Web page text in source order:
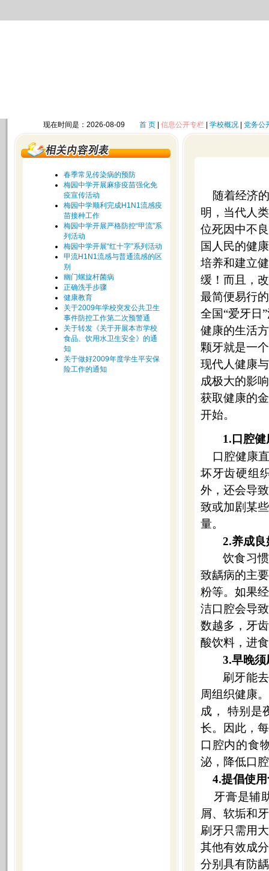
现在时间是：2026-08-09 首 页| 信息公开专栏| 学校概况| 党务公
春季常见传染病的预防
梅园中学开展麻疹疫苗强化免
疫宣传活动
梅园中学顺利完成H1N1流感疫
苗接种工作
梅园中学开展严格防控“甲流”系
列活动
梅园中学开展“红十字”系列活动
甲流H1N1流感与普通流感的区
别
幽门螺旋杆菌病
正确洗手步骤
健康教育
关于2009年学校突发公共卫生
事件防控工作第二次预警通
关于转发《关于开展本市学校
食品、饮用水卫生安全》的通
知
关于做好2009年度学生平安保
险工作的通知
随着经济
明，当代人类
位死因中不
国人民的健
培养和建立
缓！而且，
最简便易行
全国“爱牙日
健康的生活
颗牙就是一
现代人健康
成极大的影
获取健康的
开始。
1. 口腔
口腔健康
坏牙齿硬组
外，还会导
致或加剧某
量。
2.养成
饮食习
致龋病的主
粉等。如果
洁口腔会导
数越多，牙
酸饮料，进
3.早晚
刷牙能
周组织健康
成， 特别是
长。因此，
口腔内的食
泌，降低口
4.提倡使
牙膏是辅
屑、软垢和
刷牙只需用
其他有效成
分别具有防